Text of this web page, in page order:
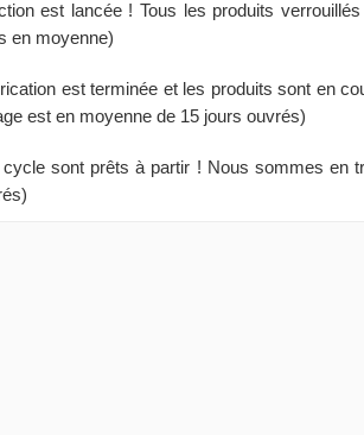
est lancée ! Tous les produits
en moyenne)
est terminée et les produits sont en
est en moyenne de 15 jours ouvrés)
sont prêts à partir ! Nous sommes en